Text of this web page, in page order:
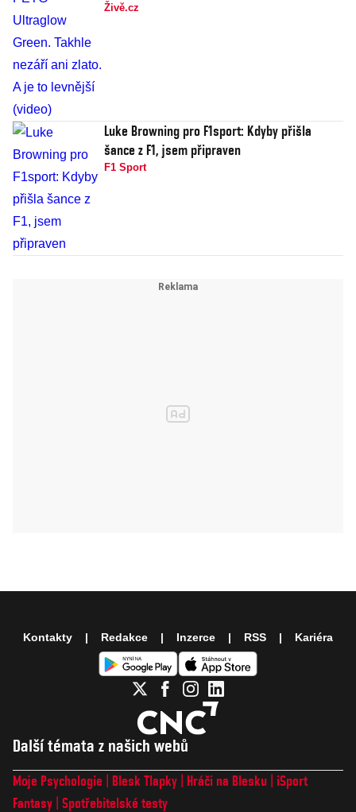
Živě.cz
Luke Browning pro F1sport: Kdyby přišla
šance z F1, jsem připraven
F1 Sport
Další témata z našich webů
Moje Psychologie Blesk Tlapky Hráči na Blesku
iSport
Fantasy Spotřebitelské testy
Kontakty Redakce Inzerce RSS Kariéra